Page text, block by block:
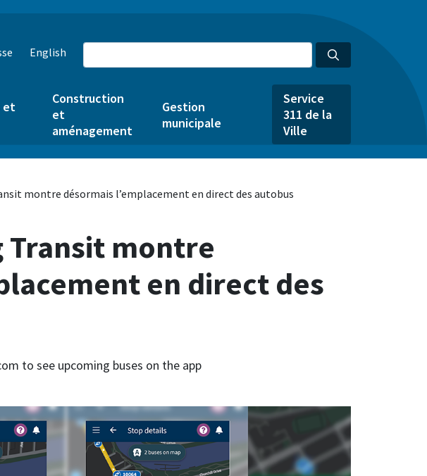
English
et
Construction
et
aménagement
Gestion
municipale
Service
311 de la
Ville
montre désormais l’emplacement en direct des autobus
Transit montre
en direct des
to see upcoming buses on the app